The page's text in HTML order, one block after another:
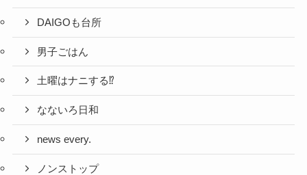
DAIGOも台所
男子ごはん
土曜はナニする⁉
なないろ日和
news every.
ノンストップ